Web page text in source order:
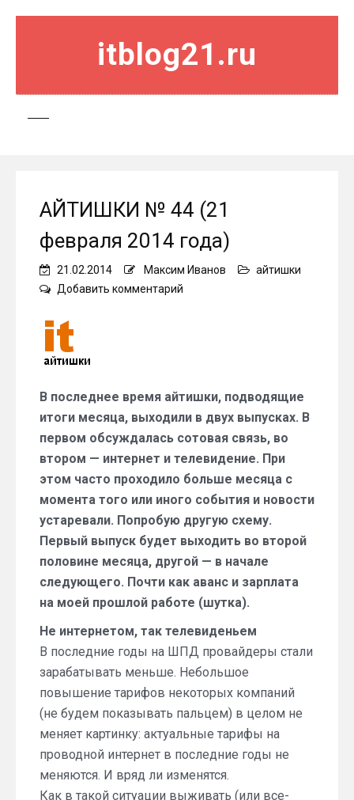
itblog21.ru
АЙТИШКИ № 44 (21
февраля 2014 года)
21.02.2014 Максим Иванов
айтишки
Добавить комментарий
года)
В последнее время айтишки, подводящие
итоги месяца, выходили в двух выпусках. В
первом обсуждалась сотовая связь, во
втором — интернет и телевидение. При
этом часто проходило больше месяца с
момента того или иного события и новости
устаревали. Попробую другую схему.
Первый выпуск будет выходить во второй
половине месяца, другой — в начале
следующего. Почти как аванс и зарплата
на моей прошлой работе (шутка).
Не интернетом, так телевиденьем
В последние годы на ШПД провайдеры стали
зарабатывать меньше. Небольшое
повышение тарифов некоторых компаний
(не будем показывать пальцем) в целом не
меняет картинку: актуальные тарифы на
проводной интернет в последние годы не
меняются. И вряд ли изменятся.
Как в такой ситуации выживать (или все-